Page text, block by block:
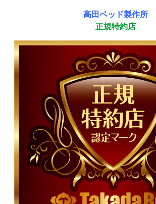
高田ベッド製作所
正規特約店